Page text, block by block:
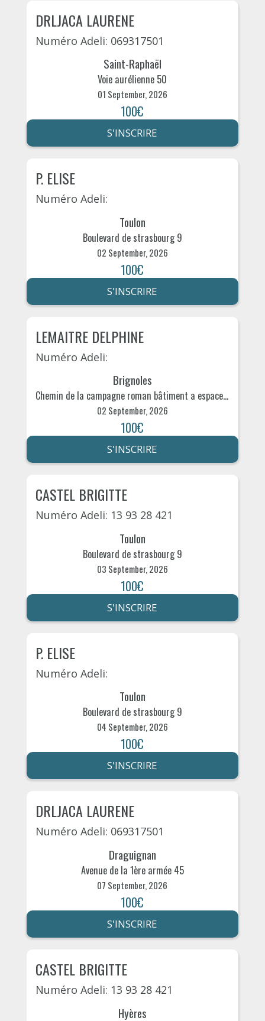
DRLJACA LAURENE
Numéro Adeli: 069317501
Saint-Raphaël
Voie aurélienne 50
01 September, 2026
100€
S'INSCRIRE
P. ELISE
Numéro Adeli:
Toulon
Boulevard de strasbourg 9
02 September, 2026
100€
S'INSCRIRE
LEMAITRE DELPHINE
Numéro Adeli:
Brignoles
Chemin de la campagne roman bâtiment a espace hexagone 290
02 September, 2026
100€
S'INSCRIRE
CASTEL BRIGITTE
Numéro Adeli: 13 93 28 421
Toulon
Boulevard de strasbourg 9
03 September, 2026
100€
S'INSCRIRE
P. ELISE
Numéro Adeli:
Toulon
Boulevard de strasbourg 9
04 September, 2026
100€
S'INSCRIRE
DRLJACA LAURENE
Numéro Adeli: 069317501
Draguignan
Avenue de la 1ère armée 45
07 September, 2026
100€
S'INSCRIRE
CASTEL BRIGITTE
Numéro Adeli: 13 93 28 421
Hyères